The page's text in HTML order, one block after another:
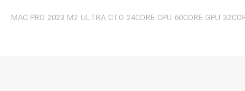
MAC PRO 2023 M2 ULTRA CTO 24CORE CPU 60CORE GPU